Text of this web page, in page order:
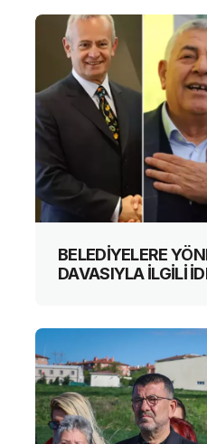
BELEDİYELERE
DAVASIYLA İLGİLİ